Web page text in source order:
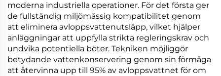
moderna industriella operationer. För det första ger
de fullständig miljömässig kompatibilitet genom
att eliminera avloppsvattenutsläpp, vilket hjälper
anläggningar att uppfylla strikta regleringskrav och
undvika potentiella böter. Tekniken möjliggör
betydande vattenkonservering genom sin förmåga
att återvinna upp till 95% av avloppsvattnet för om